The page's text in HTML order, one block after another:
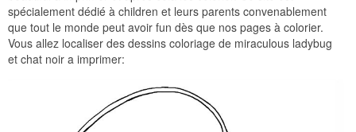
spécialement dédié à children et leurs parents convenablement
que tout le monde peut avoir fun dès que nos pages à colorier.
Vous allez localiser des dessins coloriage de miraculous ladybug
et chat noir a imprimer: